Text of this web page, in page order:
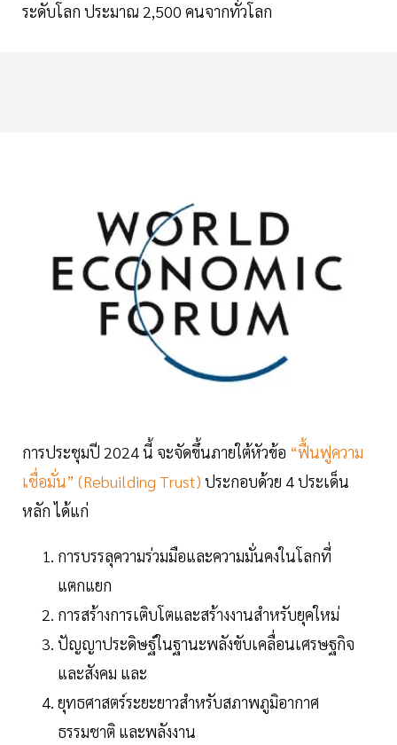
ระดับโลก ประมาณ 2,500 คนจากทั่วโลก
การประชุมปี 2024 นี้ จะจัดขึ้นภายใต้หัวข้อ “ฟื้นฟูความ
เชื่อมั่น” (Rebuilding Trust) ประกอบด้วย 4 ประเด็น
หลัก ได้แก่
การบรรลุความร่วมมือและความมั่นคงในโลกที่
แตกแยก
การสร้างการเติบโตและสร้างงานสำหรับยุคใหม่
ปัญญาประดิษฐ์ในฐานะพลังขับเคลื่อนเศรษฐกิจ
และสังคม และ
ยุทธศาสตร์ระยะยาวสำหรับสภาพภูมิอากาศ
ธรรมชาติ และพลังงาน